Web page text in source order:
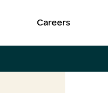
Careers